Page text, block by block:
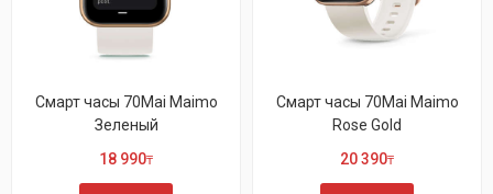
Смарт часы 70Mai Maimo
Зеленый
18 990₸
Смарт часы 70Mai Maimo
Rose Gold
20 390₸